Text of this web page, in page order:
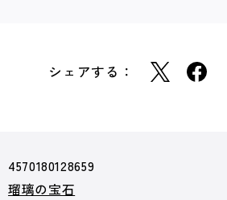
シェアする：
4570180128659
瑠璃の宝石